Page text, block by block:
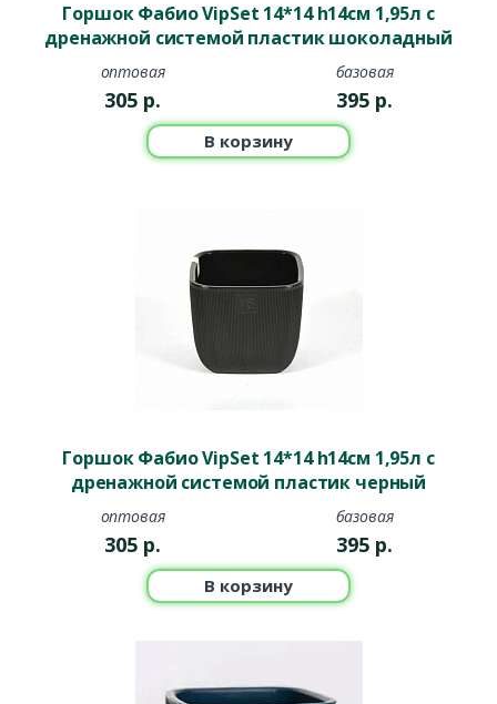
Горшок Фабио VipSet 14*14 h14см 1,95л с
дренажной системой пластик шоколадный
оптовая
305 р.
базовая
395 р.
В корзину
Горшок Фабио VipSet 14*14 h14см 1,95л с
дренажной системой пластик черный
оптовая
305 р.
базовая
395 р.
В корзину